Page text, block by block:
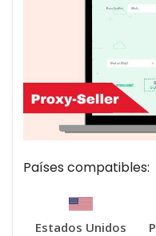
Países compatibles:
Estados Unidos